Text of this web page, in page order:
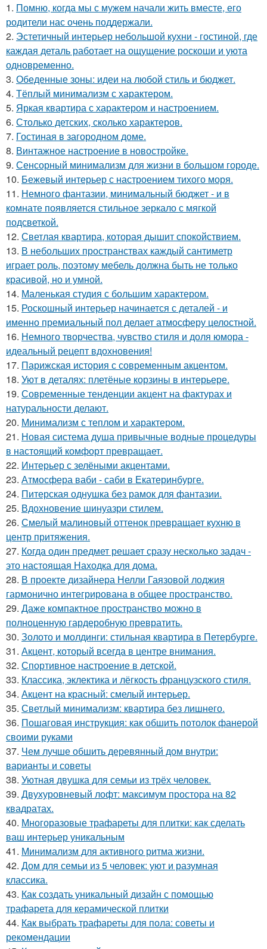
1. Помню, когда мы с мужем начали жить вместе, его
родители нас очень поддержали.
2. Эстетичный интерьер небольшой кухни - гостиной, где
каждая деталь работает на ощущение роскоши и уюта
одновременно.
3. Обеденные зоны: идеи на любой стиль и бюджет.
4. Тёплый минимализм с характером.
5. Яркая квартира с характером и настроением.
6. Столько детских, сколько характеров.
7. Гостиная в загородном доме.
8. Винтажное настроение в новостройке.
9. Сенсорный минимализм для жизни в большом городе.
10. Бежевый интерьер с настроением тихого моря.
11. Немного фантазии, минимальный бюджет - и в
комнате появляется стильное зеркало с мягкой
подсветкой.
12. Светлая квартира, которая дышит спокойствием.
13. В небольших пространствах каждый сантиметр
играет роль, поэтому мебель должна быть не только
красивой, но и умной.
14. Маленькая студия с большим характером.
15. Роскошный интерьер начинается с деталей - и
именно премиальный пол делает атмосферу целостной.
16. Немного творчества, чувство стиля и доля юмора -
идеальный рецепт вдохновения!
17. Парижская история с современным акцентом.
18. Уют в деталях: плетёные корзины в интерьере.
19. Современные тенденции акцент на фактурах и
натуральности делают.
20. Минимализм с теплом и характером.
21. Новая система душа привычные водные процедуры
в настоящий комфорт превращает.
22. Интерьер с зелёными акцентами.
23. Атмосфера ваби - саби в Екатеринбурге.
24. Питерская однушка без рамок для фантазии.
25. Вдохновение шинуазри стилем.
26. Смелый малиновый оттенок превращает кухню в
центр притяжения.
27. Когда один предмет решает сразу несколько задач -
это настоящая Находка для дома.
28. В проекте дизайнера Нелли Гаязовой лоджия
гармонично интегрирована в общее пространство.
29. Даже компактное пространство можно в
полноценную гардеробную превратить.
30. Золото и молдинги: стильная квартира в Петербурге.
31. Акцент, который всегда в центре внимания.
32. Спортивное настроение в детской.
33. Классика, эклектика и лёгкость французского стиля.
34. Акцент на красный: смелый интерьер.
35. Светлый минимализм: квартира без лишнего.
36. Пошаговая инструкция: как обшить потолок фанерой
своими руками
37. Чем лучше обшить деревянный дом внутри:
варианты и советы
38. Уютная двушка для семьи из трёх человек.
39. Двухуровневый лофт: максимум простора на 82
квадратах.
40. Многоразовые трафареты для плитки: как сделать
ваш интерьер уникальным
41. Минимализм для активного ритма жизни.
42. Дом для семьи из 5 человек: уют и разумная
классика.
43. Как создать уникальный дизайн с помощью
трафарета для керамической плитки
44. Как выбрать трафареты для пола: советы и
рекомендации